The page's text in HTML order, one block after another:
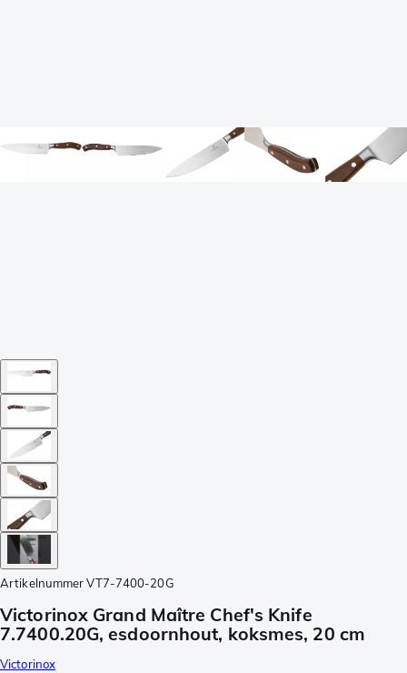
Artikelnummer VT7-7400-20G
Victorinox Grand Maître Chef's Knife
7.7400.20G, esdoornhout, koksmes, 20 cm
Victorinox